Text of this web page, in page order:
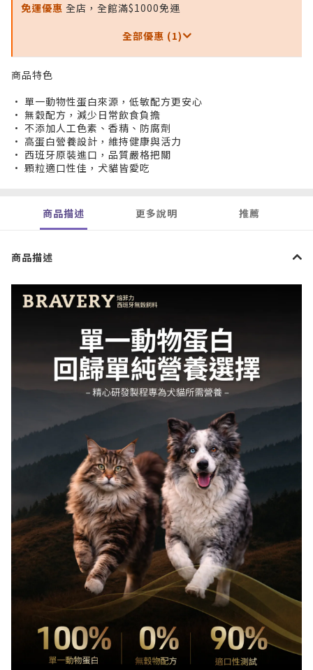
免運優惠 全店，全館滿$1000免運
全部優惠 (1)
商品特色
• 單一動物性蛋白來源，低敏配方更安心
• 無穀配方，減少日常飲食負擔
• 不添加人工色素、香精、防腐劑
• 高蛋白營養設計，維持健康與活力
• 西班牙原裝進口，品質嚴格把關
• 顆粒適口性佳，犬貓皆愛吃
商品描述 更多說明 推薦
商品描述